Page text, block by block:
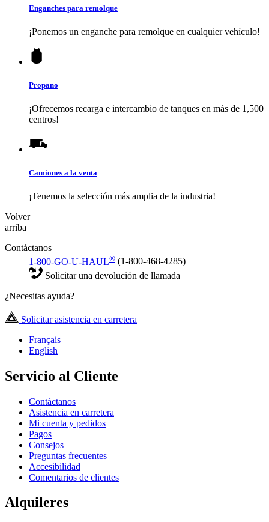
Enganches para remolque
¡Ponemos un enganche para remolque en cualquier vehículo!
Propano
¡Ofrecemos recarga e intercambio de tanques en más de 1,500
centros!
Camiones a la venta
¡Tenemos la selección más amplia de la industria!
Volver
arriba
Contáctanos
1-800-GO-U-HAUL® (1-800-468-4285)
Solicitar una devolución de llamada
¿Necesitas ayuda?
Solicitar asistencia en carretera
Français
English
Servicio al Cliente
Contáctanos
Asistencia en carretera
Mi cuenta y pedidos
Pagos
Consejos
Preguntas frecuentes
Accesibilidad
Comentarios de clientes
Alquileres